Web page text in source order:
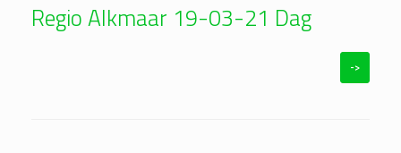
Regio Alkmaar 19-03-21 Dag
->